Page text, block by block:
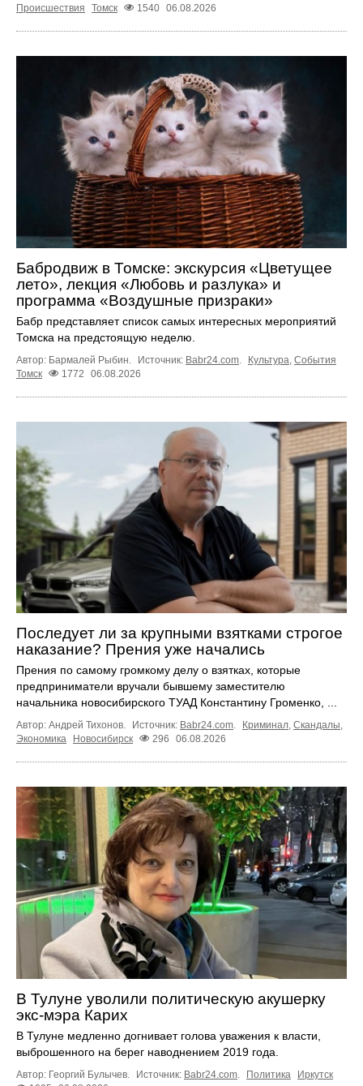
Происшествия
Томск 1540 06.08.2026
Бабродвиж в Томске: экскурсия «Цветущее
лето», лекция «Любовь и разлука» и
программа «Воздушные призраки»
Бабр представляет список самых интересных мероприятий
Томска на предстоящую неделю.
Автор: Бармалей Рыбин. Источник: Babr24.com Культура События
Томск
1772 06.08.2026
Последует ли за крупными взятками строгое
наказание? Прения уже начались
Прения по самому громкому делу о взятках, которые
предприниматели вручали бывшему заместителю
начальника новосибирского ТУАД Константину Громенко, ...
Автор: Андрей Тихонов. Источник: Babr24.com. Криминал, Скандалы,
Экономика
Новосибирск 296 06.08.2026
В Тулуне уволили политическую акушерку
экс-мэра Карих
В Тулуне медленно догнивает голова уважения к власти,
выброшенного на берег наводнением 2019 года.
Автор: Георгий Булычев. Источник: Babr24.com. Политика
Иркутск